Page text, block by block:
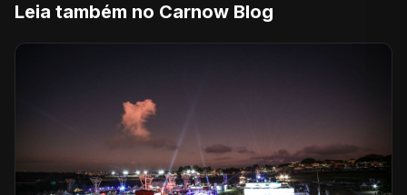
Leia também no Carnow Blog